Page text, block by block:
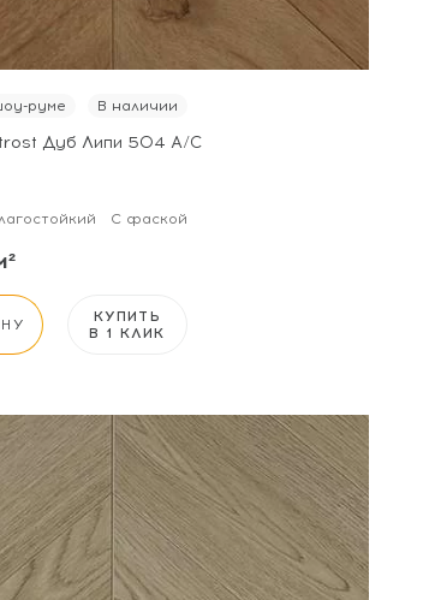
руме В наличии
Дуб Липи 504 А/С
С фаской
КУПИТЬ
В 1 КЛИК
3%;
5%.